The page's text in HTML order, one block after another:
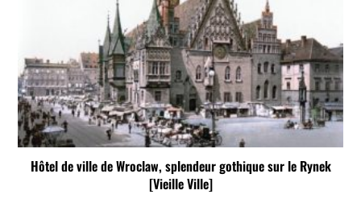
Hôtel de ville de Wroclaw, splendeur gothique sur le Rynek
[Vieille Ville]